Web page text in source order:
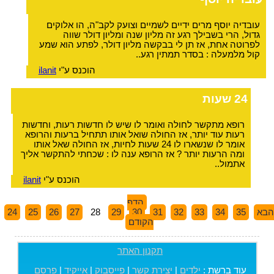
עובדיה יוסף מרים ידיים לשמיים וצועק לקב"ה, הו אלוקים
גדול, הרי בשבילך רגע זה מליון שנה ומליון דולר שווה
לפרוטה אחת, אז תן לי בבקשה מליון דולר, לפתע הוא שמע
קול מלמעלה : בסדר תמתין רגע..
הוכנס ע"יilanit
24 שעות
רופא מתקשר לחולה ואומר לו שיש לו חדשות רעות, וחדשות
רעות עוד יותר, אז החולה שואל אותו תתחיל ברעות והרופא
אומר לו שנשארו לו 24 שעות לחיות, אז החולה שאל אותו
ומה הרעות יותר ? אז הרופא ענה לו : שכחתי להתקשר אליך
אתמול..
הוכנס ע"יilanit
הדף
הבא
24 25 26 27 28 29 30 31 32 33 34
35
הקודם
תקנון האתר
עוד ברשת : ילדים יצירת קשר |פייסבוק |אייקיד |פרסם